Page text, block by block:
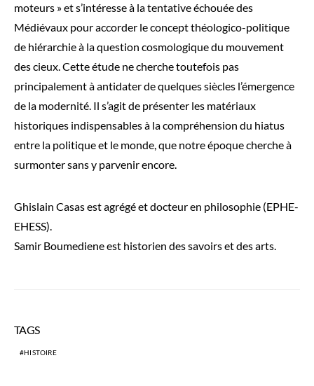
moteurs » et s’intéresse à la tentative échouée des
Médiévaux pour accorder le concept théologico-politique
de hiérarchie à la question cosmologique du mouvement
des cieux. Cette étude ne cherche toutefois pas
principalement à antidater de quelques siècles l’émergence
de la modernité. Il s’agit de présenter les matériaux
historiques indispensables à la compréhension du hiatus
entre la politique et le monde, que notre époque cherche à
surmonter sans y parvenir encore.
Ghislain Casas est agrégé et docteur en philosophie (EPHE-
EHESS).
Samir Boumediene est historien des savoirs et des arts.
TAGS
HISTOIRE